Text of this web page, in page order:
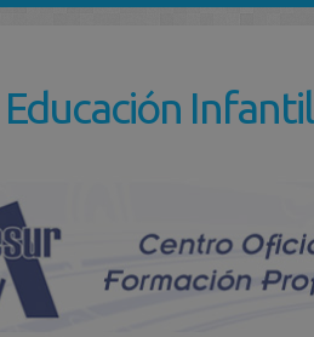
Educación Infantil